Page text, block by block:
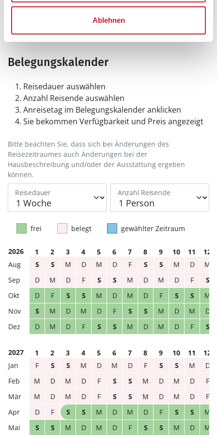
Ablehnen
Belegungskalender
Reisedauer auswählen
Anzahl Reisende auswählen
Anreisetag im Belegungskalender anklicken
Sie bekommen Verfügbarkeit und Preis angezeigt
Reisedauer Anzahl Reisende
Bitte beachten Sie, dass sich bei Änderungen des
Reisezeitraumes auch Änderungen bei der
Hausbeschreibung und/oder der Ausstattung ergeben
können.
frei belegt gewählter Zeitraum
2026 1 2 3 4 5 6 7 8 9 10 11
12
S
S M D M D F S S M D
M
D
M D F S S M D M D F
S
D
F S S M D M D F S S
M
S
M D M D F S S M D M
D
D
M D F S S M D M D F S
2027 1 2 3 4 5 6 7 8 9 10 11
12
F
S S M D M D F S S M
D
M
D M D F S S M D M D
F
M
D M D F S S M D M D
F
D
F S S M D M D F S S
M
S
S M D M D F S S M D M